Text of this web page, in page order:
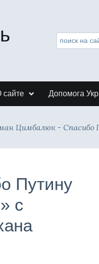
сайте Допомога
Цимбалюк - Спасибо
Путину
с